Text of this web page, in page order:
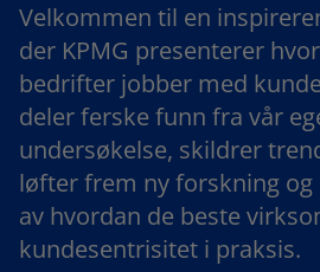
Velkommen til en
der KPMG presenterer
bedrifter jobber med
deler ferske funn fra vår
undersøkelse, skildrer
løfter frem ny forskning og
av hvordan de beste
kundesentrisitet i praksis.
o